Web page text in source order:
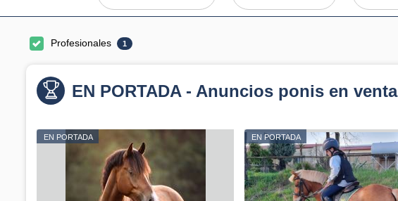
Profesionales 1
EN PORTADA - Anuncios ponis en venta
EN PORTADA EN PORTADA